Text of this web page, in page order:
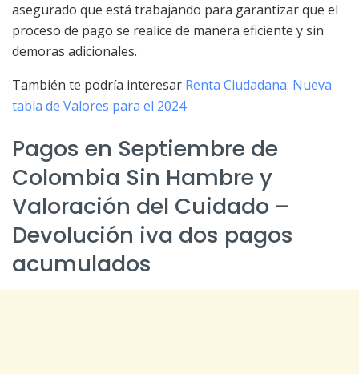
asegurado que está trabajando para garantizar que el
proceso de pago se realice de manera eficiente y sin
demoras adicionales.
También te podría interesar Renta Ciudadana: Nueva
tabla de Valores para el 2024
Pagos en Septiembre de
Colombia Sin Hambre y
Valoración del Cuidado –
Devolución iva dos pagos
acumulados